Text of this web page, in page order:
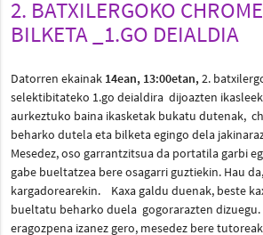
2. BATXILERGOKO
BILKETA _1.GO DEIALDIA
Datorren ekainak14ean, 13:00etan,2.
selektibitateko 1.go deialdira dijoazten
aurkeztuko baina ikasketak bukatu dutenak,
beharko dutela eta bilketa egingo dela
Mesedez, oso garrantzitsua da portatila garbi
gabe bueltatzea bere osagarri guztiekin. Hau
kargadorearekin. Kaxa galdu duenak, beste
bueltatu beharko duela gogorarazten
eragozpena izanez gero, mesedez bere